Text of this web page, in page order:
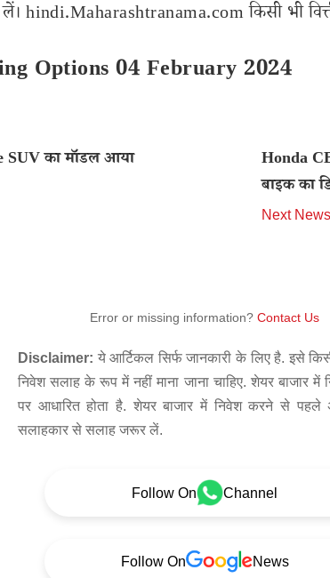
hindi.Maharashtranama.com किसी भी
Options 04 February 2024
SUV का मॉडल आया
Honda
बाइक का
Next
Error or missing information? Contact Us
Disclaimer: ये आर्टिकल सिर्फ जानकारी के लिए है. इसे
निवेश सलाह के रूप में नहीं माना जाना चाहिए. शेयर बाजार में
पर आधारित होता है. शेयर बाजार में निवेश करने से पहले
सलाहकार से सलाह जरूर लें.
Follow On Channel
Follow On News